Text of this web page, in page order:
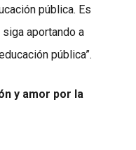
pública. Es
aportando a
pública”.
y amor por la